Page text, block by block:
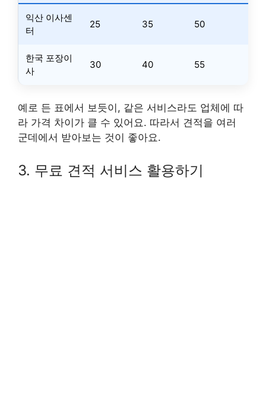
익산 이사센
터
25 35 50
한국 포장이
사
30 40 55
예로 든 표에서 보듯이, 같은 서비스라도 업체에 따
라 가격 차이가 클 수 있어요. 따라서 견적을 여러
군데에서 받아보는 것이 좋아요.
3. 무료 견적 서비스 활용하기